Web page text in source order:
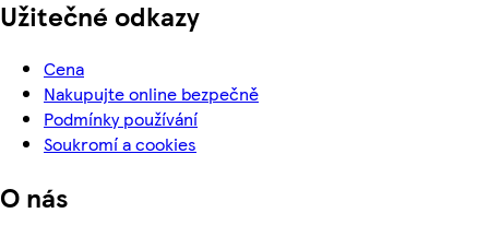
Užitečné odkazy
Cena
Nakupujte online bezpečně
Podmínky používání
Soukromí a cookies
O nás